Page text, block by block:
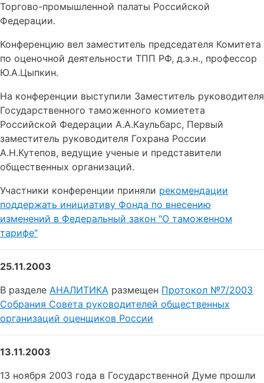
Торгово-промышленной палаты Российской
Федерации.
Конференцию вел заместитель председателя Комитета
по оценочной деятельности ТПП РФ, д.э.н., профессор
Ю.А.Цыпкин.
На конференции выступили Заместитель руководителя
Государственного таможенного комиетета
Российской Федерации А.А.Каульбарс, Первый
заместитель руководителя Гохрана России
А.Н.Кутепов, ведущие ученые и представители
общественных организаций.
Участники конференции приняли рекомендации
поддержать инициативу Фонда по внесению
изменений в Федеральный закон "О таможенном
тарифе"
25.11.2003
В разделе АНАЛИТИКА размещен Протокол №7/2003
Собрания Совета руководителей общественных
организаций оценщиков России
13.11.2003
13 ноября 2003 года в Государственной Думе прошли